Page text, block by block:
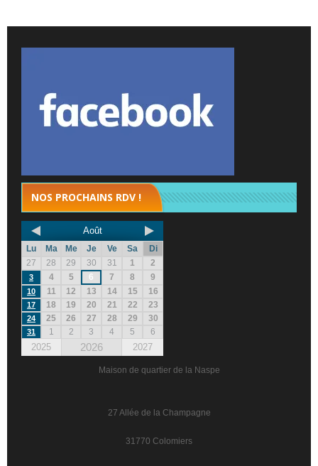
NOS PROCHAINS RDV !
Août
Lu Ma Me Je Ve Sa
Di
27
28 29 30 31 1 2
3 4 5 6 7 8 9
10 11 12 13 14 15 16
17 18 19 20 21 22 23
24 25 26 27 28 29 30
31 1 2 3 4 5 6
2025 2026 2027
Maison de quartier de la Naspe
27 Allée de la Champagne
31770 Colomiers